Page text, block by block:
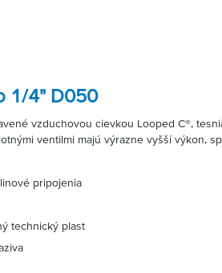
1/4" D050
vzduchovou cievkou Looped C®,
ventilmi majú výrazne vyšší výkon,
pripojenia
technický plast